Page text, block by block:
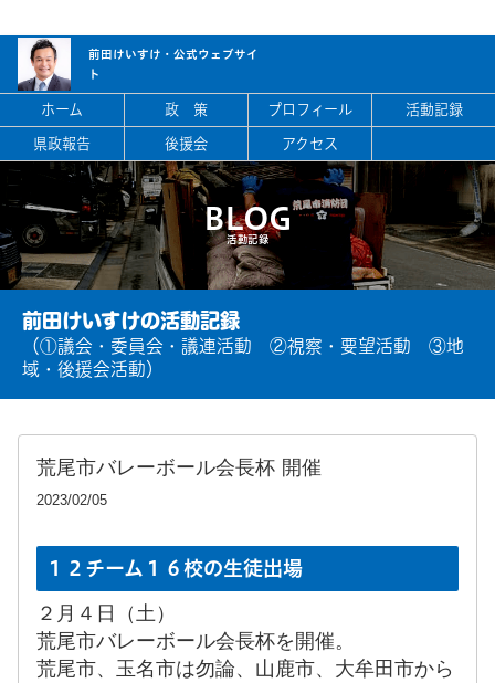
前田けいすけ・ 公式ウェブサイ
ト
ホーム 政 策 プロフィール
活動記録
県政報告
後援会 アクセス
BLOG
活動記録
前田けいすけの活動記録
（①議会・委員会・議連活動 ②視察・要望活動 ③地
域・後援会活動）
荒尾市バレーボール会長杯 開催
2023/02/05
１２チーム１６校の生徒出場
２月４日（土）
荒尾市バレーボール会長杯を開催。
荒尾市、玉名市は勿論、山鹿市、大牟田市から